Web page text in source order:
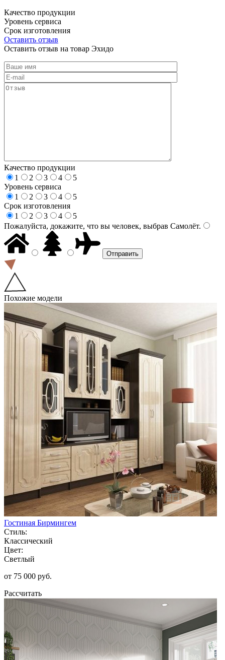
Качество продукции
Уровень сервиса
Срок изготовления
Оставить отзыв
Оставить отзыв на товар Эхидо
Качество продукции
1
2 3 4
5
Уровень сервиса
1
2 3 4
5
Срок изготовления
1
2 3 4
5
Пожалуйста, докажите, что вы человек, выбрав Самолёт.
Похожие модели
Гостиная Бирмингем
Стиль:
Классический
Цвет:
Светлый
от 75 000 руб.
Рассчитать